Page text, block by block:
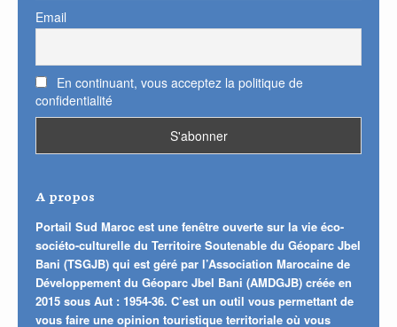
Email
En continuant, vous acceptez la politique de
confidentialité
A propos
Portail Sud Maroc est une fenêtre ouverte sur la vie éco-
sociéto-culturelle du Territoire Soutenable du Géoparc Jbel
Bani (TSGJB) qui est géré par l’Association Marocaine de
Développement du Géoparc Jbel Bani (AMDGJB) créée en
2015 sous Aut : 1954-36. C’est un outil vous permettant de
vous faire une opinion touristique territoriale où vous